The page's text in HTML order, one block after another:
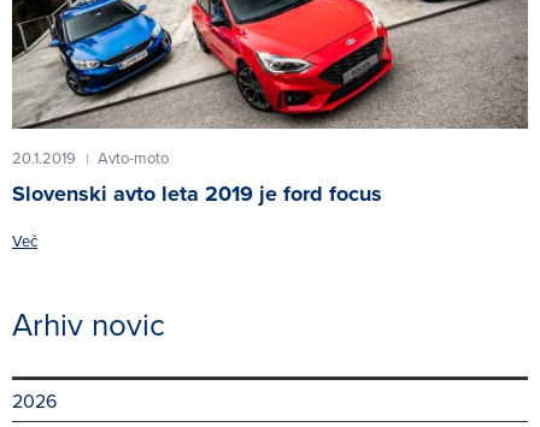
Arhiv novic
2026
20.1.2019 | Avto-moto
Slovenski avto leta 2019 je ford focus
Več